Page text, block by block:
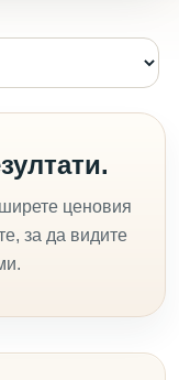
ценовия
за да видите